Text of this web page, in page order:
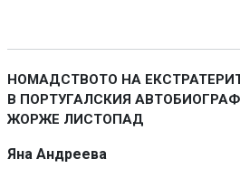
НОМАДСТВОТО НА
В ПОРТУГАЛСКИЯ
ЖОРЖЕ ЛИСТОПАД
Яна Андреева